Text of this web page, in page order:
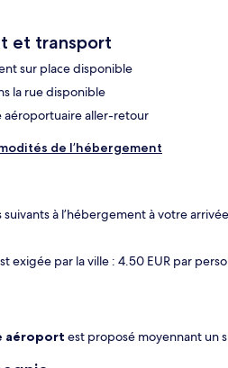
et transport
sur place disponible
la rue disponible
aéroportuaire aller-retour
de l’hébergement
suivants à l’hébergement à votre
exigée par la ville : 4.50 EUR par
aéroport est proposé moyennant un